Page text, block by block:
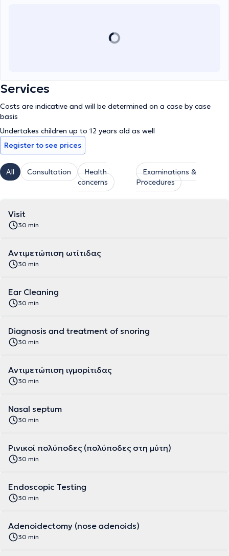
Services
Costs are indicative and will be determined on a case by case
basis
Undertakes children up to 12 years old as well
Register to see prices
All Consultation
Health
concerns
Examinations &
Procedures
Visit
30 min
Αντιμετώπιση ωτίτιδας
30 min
Ear Cleaning
30 min
Diagnosis and treatment of snoring
30 min
Αντιμετώπιση ιγμορίτιδας
30 min
Nasal septum
30 min
Ρινικοί πολύποδες (πολύποδες στη μύτη)
30 min
Endoscopic Testing
30 min
Adenoidectomy (nose adenoids)
30 min